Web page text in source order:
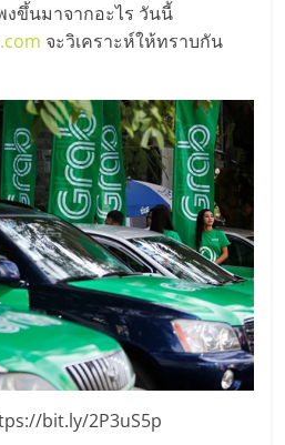
งขึ้นมาจากอะไร วันนี้
จะวิเคราะห์ให้ทราบกัน
bit.ly/2P3uS5p